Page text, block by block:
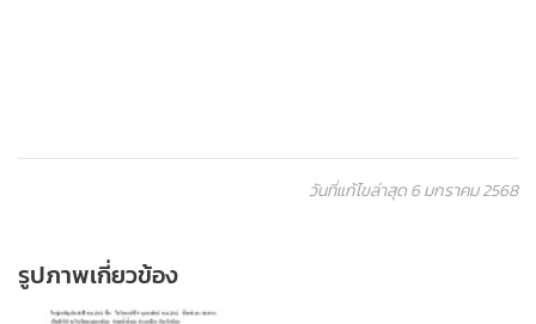
วันที่แก้ไขล่าสุด 6 มกราคม 2568
รูปภาพเกี่ยวข้อง